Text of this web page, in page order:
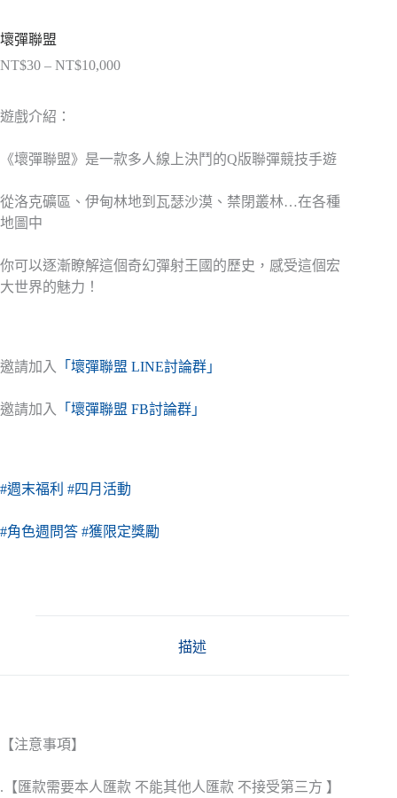
壞彈聯盟
NT$30 – NT$10,000價
NT$30
到
遊戲介紹：
《壞彈聯盟》是一款多人線上決鬥的Q版聯彈競技手遊
從洛克礦區、伊甸林地到瓦瑟沙漠、禁閉叢林…在各種
地圖中
你可以逐漸瞭解這個奇幻彈射王國的歷史，感受這個宏
大世界的魅力！
邀請加入 「壞彈聯盟 LINE討論群」
邀請加入 「壞彈聯盟 FB討論群」
#週末福利 #四月活動
#角色週問答 #獲限定獎勵
描述
【注意事項】
.【匯款需要本人匯款 不能其他人匯款 不接受第三方 】